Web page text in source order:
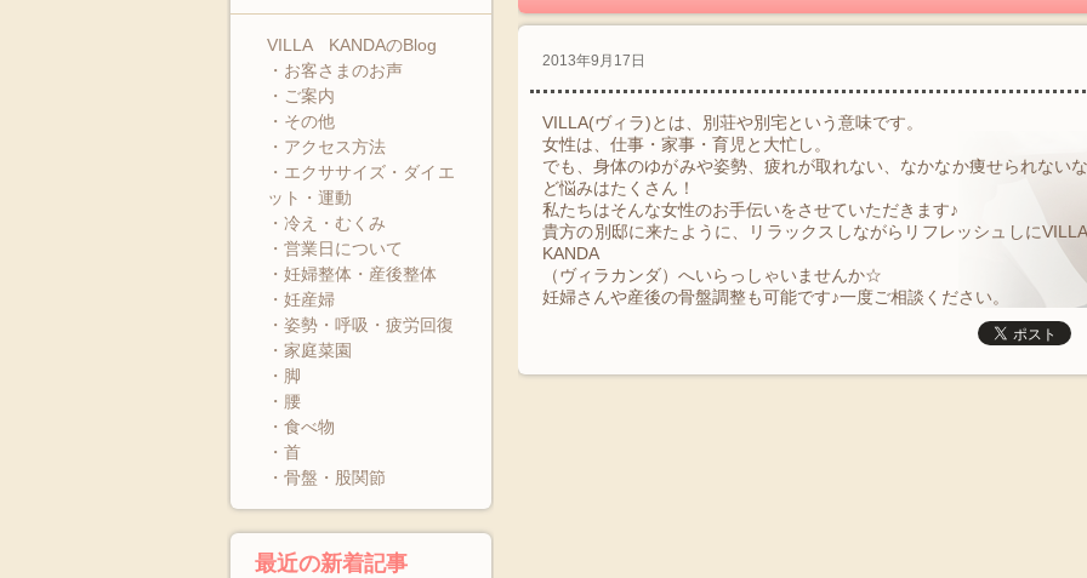
VILLA KANDAのBlog
・お客さまのお声
・ご案内
・その他
・アクセス方法
・エクササイズ・ダイエ
ット・運動
・冷え・むくみ
・営業日について
・妊婦整体・産後整体
・妊産婦
・姿勢・呼吸・疲労回復
・家庭菜園
・脚
・腰
・食べ物
・首
・骨盤・股関節
最近の新着記事
2013年9月17日
VILLA(ヴィラ)とは、別荘や別宅という意味です。
女性は、仕事・家事・育児と大忙し。
でも、身体のゆがみや姿勢、疲れが取れない、なかなか痩せられないな
ど悩みはたくさん！
私たちはそんな女性のお手伝いをさせていただきます♪
貴方の別邸に来たように、リラックスしながらリフレッシュしにVILLA
KANDA
（ヴィラカンダ）へいらっしゃいませんか☆
妊婦さんや産後の骨盤調整も可能です♪一度ご相談ください。